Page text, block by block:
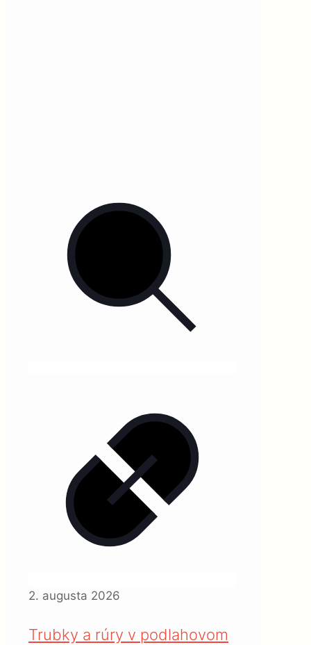
2. augusta 2026
Trubky a rúry v podlahovom